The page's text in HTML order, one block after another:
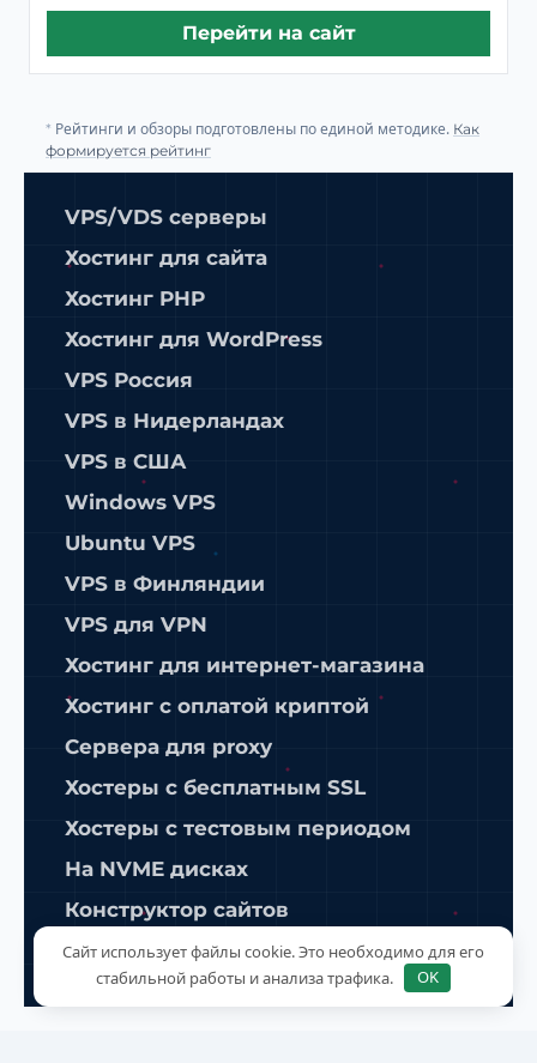
Перейти на сайт
* Рейтинги и обзоры подготовлены по единой методике. Как
формируется рейтинг
VPS/VDS серверы
Хостинг для сайта
Хостинг PHP
Хостинг для WordPress
VPS Россия
VPS в Нидерландах
VPS в США
Windows VPS
Ubuntu VPS
VPS в Финляндии
VPS для VPN
Хостинг для интернет-магазина
Хостинг с оплатой криптой
Сервера для proxy
Хостеры с бесплатным SSL
Хостеры с тестовым периодом
На NVME дисках
Конструктор сайтов
ISPManager
Сайт использует файлы cookie. Это необходимо для его
стабильной работы и анализа трафика.
OK